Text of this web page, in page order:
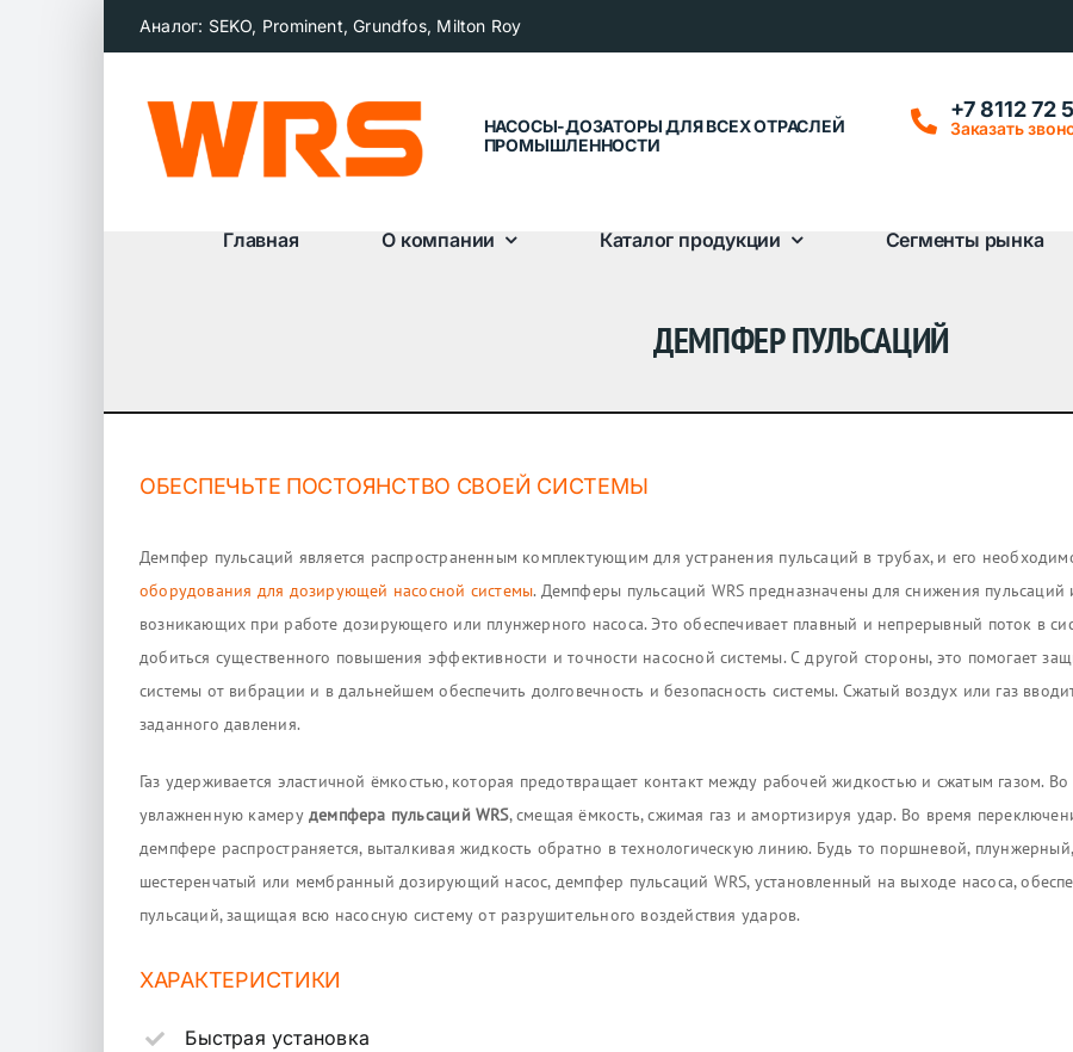
Аналог: SEKO, Prominent, Grundfos, Milton Roy
НАСОСЫ-ДОЗАТОРЫ ДЛЯ ВСЕХ ОТРАСЛЕЙ
ПРОМЫШЛЕННОСТИ
+7 8112 72
Заказать
Главная О компании Каталог продукции Сегменты рынка
ДЕМПФЕР ПУЛЬСАЦИЙ
ОБЕСПЕЧЬТЕ ПОСТОЯНСТВО СВОЕЙ СИСТЕМЫ
Демпфер пульсаций является распространенным комплектующим для устранения пульсаций в трубах, и его
оборудования для дозирующей насосной системы. Демпферы пульсаций WRS предназначены для снижения
возникающих при работе дозирующего или плунжерного насоса. Это обеспечивает плавный и непрерывный поток в
добиться существенного повышения эффективности и точности насосной системы. С другой стороны, это помогает
системы от вибрации и в дальнейшем обеспечить долговечность и безопасность системы. Сжатый воздух или газ
заданного давления.
Газ удерживается эластичной ёмкостью, которая предотвращает контакт между рабочей жидкостью и сжатым газом.
увлажненную камеру демпфера пульсаций WRS, смещая ёмкость, сжимая газ и амортизируя удар. Во время
демпфере распространяется, выталкивая жидкость обратно в технологическую линию. Будь то поршневой,
шестеренчатый или мембранный дозирующий насос, демпфер пульсаций WRS, установленный на выходе насоса,
пульсаций, защищая всю насосную систему от разрушительного воздействия ударов.
ХАРАКТЕРИСТИКИ
Быстрая установка